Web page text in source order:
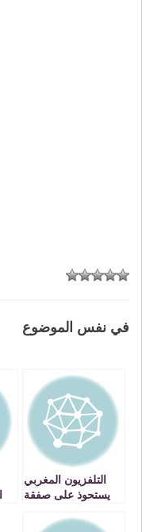
في نفس الموضوع
التلفزيون المغربي
يستحوذ على صفقة
دولار.